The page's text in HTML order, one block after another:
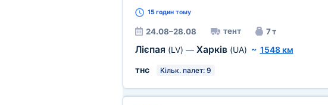
15 годинтому
24.08–28.08 тент 7 т
Лієпая (LV) — Харків (UA) ~ 1548 км
тнс
Кільк. палет: 9